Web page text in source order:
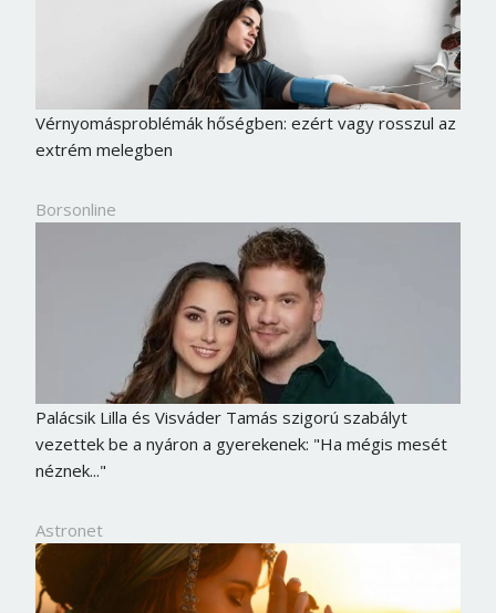
Vérnyomásproblémák hőségben: ezért vagy rosszul az
extrém melegben
Borsonline
Palácsik Lilla és Visváder Tamás szigorú szabályt
vezettek be a nyáron a gyerekenek: "Ha mégis mesét
néznek..."
Astronet